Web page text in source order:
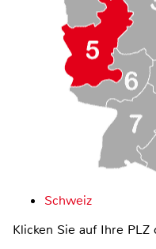
Schweiz
Klicken Sie auf Ihre